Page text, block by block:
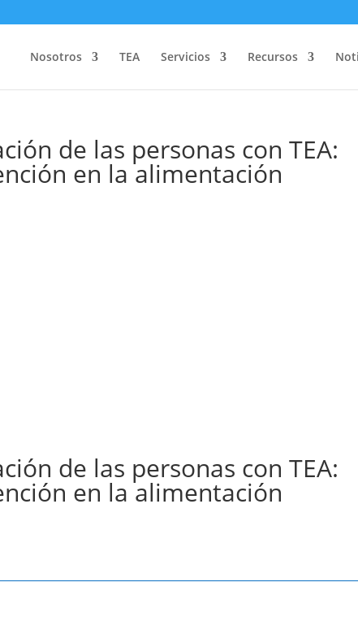
Nosotros TEA Servicios Recursos
de las personas con TEA:
en la alimentación
de las personas con TEA:
en la alimentación